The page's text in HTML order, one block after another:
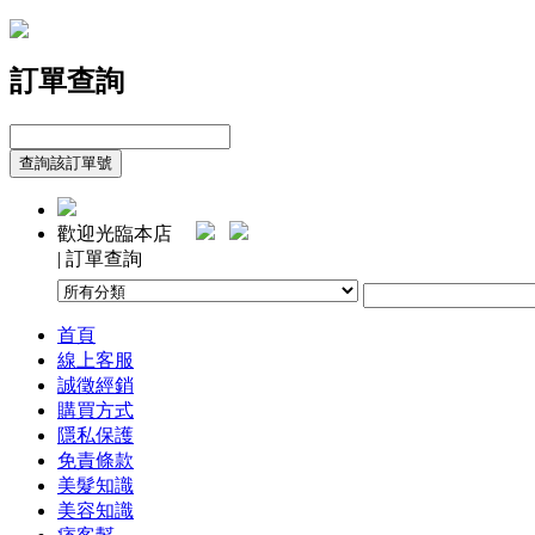
訂單查詢
歡迎光臨本店
| 訂單查詢
首頁
線上客服
誠徵經銷
購買方式
隱私保護
免責條款
美髮知識
美容知識